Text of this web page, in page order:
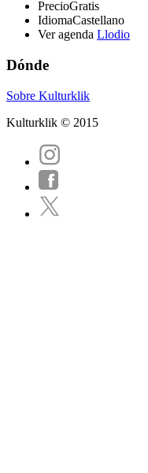
PrecioGratis
IdiomaCastellano
Ver agenda Llodio
Dónde
Sobre Kulturklik
Kulturklik © 2015